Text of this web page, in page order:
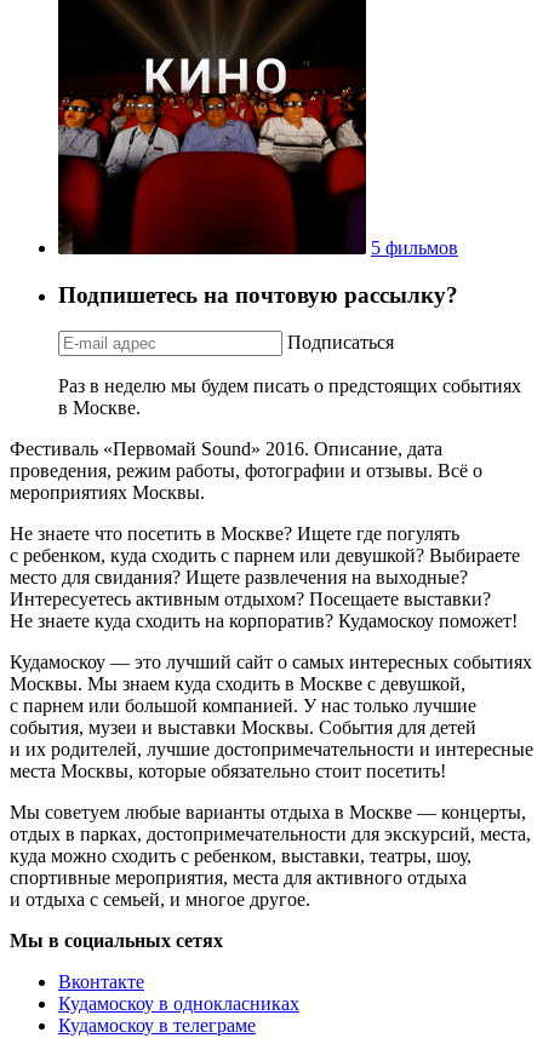
5 фильмов
Подпишетесь на почтовую рассылку?
Подписаться
Раз в неделю мы будем писать о предстоящих событиях
в Москве.
Фестиваль «Первомай Sound» 2016. Описание, дата
проведения, режим работы, фотографии и отзывы. Всё о
мероприятиях Москвы.
Не знаете что посетить в Москве? Ищете где погулять
с ребенком, куда сходить с парнем или девушкой? Выбираете
место для свидания? Ищете развлечения на выходные?
Интересуетесь активным отдыхом? Посещаете выставки?
Не знаете куда сходить на корпоратив? Кудамоскоу поможет!
Кудамоскоу — это лучший сайт о самых интересных событиях
Москвы. Мы знаем куда сходить в Москве с девушкой,
с парнем или большой компанией. У нас только лучшие
события, музеи и выставки Москвы. События для детей
и их родителей, лучшие достопримечательности и интересные
места Москвы, которые обязательно стоит посетить!
Мы советуем любые варианты отдыха в Москве — концерты,
отдых в парках, достопримечательности для экскурсий, места,
куда можно сходить с ребенком, выставки, театры, шоу,
спортивные мероприятия, места для активного отдыха
и отдыха с семьей, и многое другое.
Мы в социальных сетях
Вконтакте
Кудамоскоу в однокласниках
Кудамоскоу в телеграме